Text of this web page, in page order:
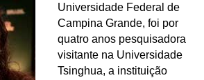
Universidade Federal de
Campina Grande, foi por
quatro anos pesquisadora
visitante na Universidade
Tsinghua, a instituição